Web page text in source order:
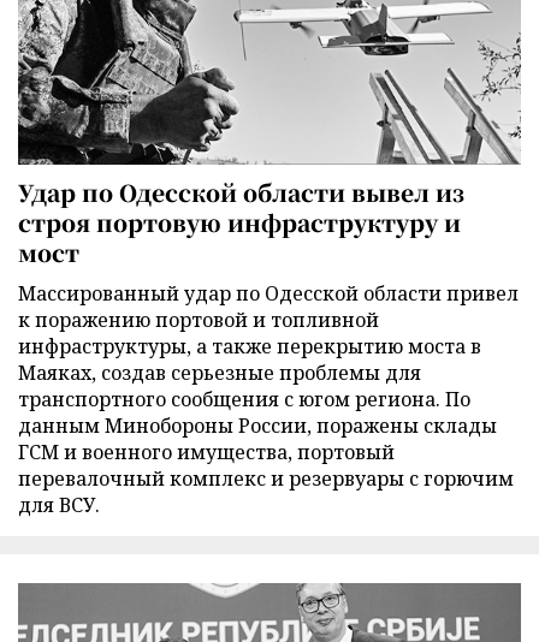
Удар по Одесской области вывел из
строя портовую инфраструктуру и
мост
Массированный удар по Одесской области привел
к поражению портовой и топливной
инфраструктуры, а также перекрытию моста в
Маяках, создав серьезные проблемы для
транспортного сообщения с югом региона. По
данным Минобороны России, поражены склады
ГСМ и военного имущества, портовый
перевалочный комплекс и резервуары с горючим
для ВСУ.